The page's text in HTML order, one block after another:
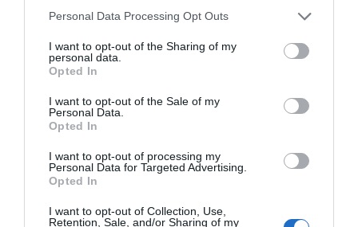
Personal Data Processing Opt Outs
I want to opt-out of the Sharing of my
personal data.
Opted In
I want to opt-out of the Sale of my
Personal Data.
Opted In
I want to opt-out of processing my
Personal Data for Targeted Advertising.
Opted In
I want to opt-out of Collection, Use,
Retention, Sale, and/or Sharing of my
boltozat, majd a díszítmények
A helyreállított 19. századi homlokzat – tornyok
előrehaladtával egyre sürgetőbb kérdéssé
vált, hogy mi legyen a homlokzattal, ami
tornyok nélkül nemcsak csonka volt, de